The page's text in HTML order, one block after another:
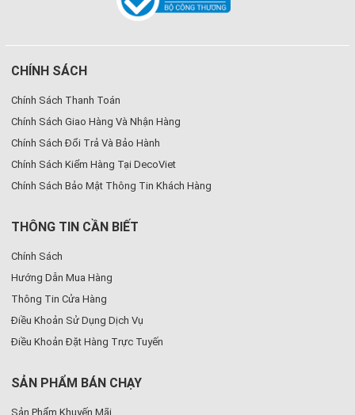
CHÍNH SÁCH
Chính Sách Thanh Toán
Chính Sách Giao Hàng Và Nhận Hàng
Chính Sách Đổi Trả Và Bảo Hành
Chính Sách Kiểm Hàng Tại DecoViet
Chính Sách Bảo Mật Thông Tin Khách Hàng
THÔNG TIN CẦN BIẾT
Chính Sách
Hướng Dẫn Mua Hàng
Thông Tin Cửa Hàng
Điều Khoản Sử Dụng Dịch Vụ
Điều Khoản Đặt Hàng Trực Tuyến
SẢN PHẨM BÁN CHẠY
Sản Phẩm Khuyến Mãi